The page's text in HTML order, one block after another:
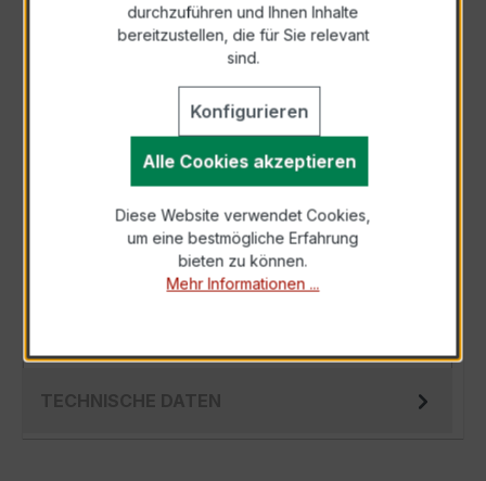
Anfrage telefonisch
Als PDF exportieren
BESCHREIBUNG
Der EWSK 31.5 60/5A 2,5VA Kl.0,5s ist ein
kompakter, hochpräziser Niederspannungs-
TECHNISCHE DATEN
durchzuführen und Ihnen Inhalte
bereitzustellen, die für Sie relevant
sind.
Konfigurieren
Alle Cookies akzeptieren
Diese Website verwendet Cookies,
um eine bestmögliche Erfahrung
bieten zu können.
Mehr Informationen ...